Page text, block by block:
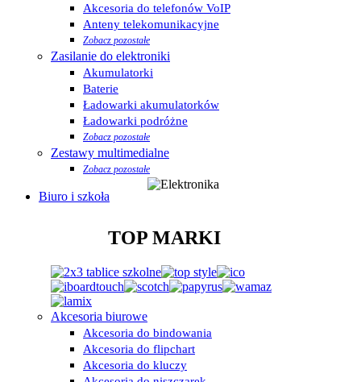
Akcesoria do telefonów VoIP
Anteny telekomunikacyjne
Zobacz pozostałe
Zasilanie do elektroniki
Akumulatorki
Baterie
Ładowarki akumulatorków
Ładowarki podróżne
Zobacz pozostałe
Zestawy multimedialne
Zobacz pozostałe
Biuro i szkoła
TOP MARKI
Akcesoria biurowe
Akcesoria do bindowania
Akcesoria do flipchart
Akcesoria do kluczy